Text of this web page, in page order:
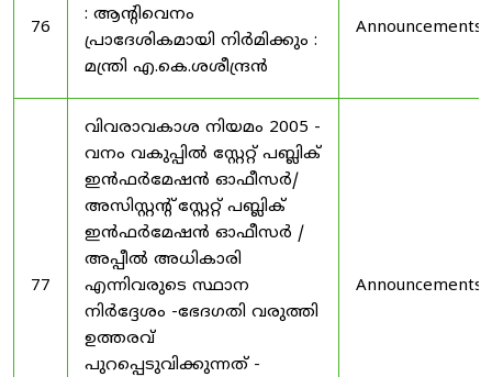
76
: ആന്റിവെനം
പ്രാദേശികമായി നിർമിക്കും :
മന്ത്രി എ.കെ.ശശീന്ദ്രൻ
Announcements
77
വിവരാവകാശ നിയമം 2005 -
വനം വകുപ്പിൽ സ്റ്റേറ്റ് പബ്ലിക്
ഇൻഫർമേഷൻ ഓഫീസർ/
അസിസ്റ്റന്റ് സ്റ്റേറ്റ് പബ്ലിക്
ഇൻഫർമേഷൻ ഓഫീസർ /
അപ്പീൽ അധികാരി
എന്നിവരുടെ സ്ഥാന
നിർദ്ദേശം -ഭേദഗതി വരുത്തി
ഉത്തരവ്
പുറപ്പെടുവിക്കുന്നത് -
Announcements